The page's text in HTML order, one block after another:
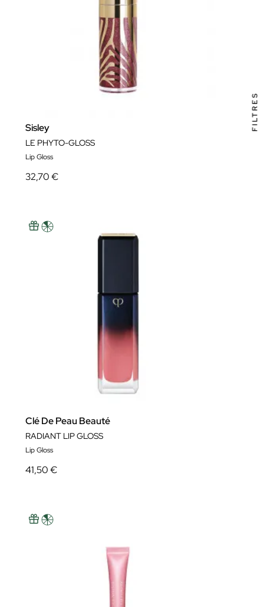
Sisley
LE PHYTO-GLOSS
Lip Gloss
32,70 €
Clé De Peau Beauté
RADIANT LIP GLOSS
Lip Gloss
41,50 €
FILTRES